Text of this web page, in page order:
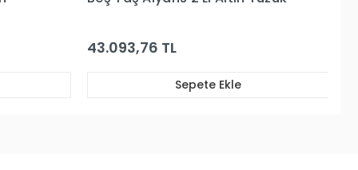
30.638,53 TL
Sepete Ekle